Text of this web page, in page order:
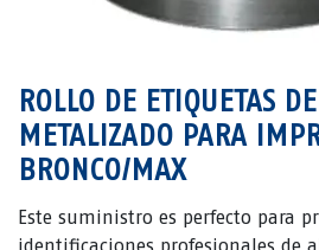
ROLLO DE ETIQUETAS
METALIZADO PARA
BRONCO/MAX
Este suministro es perfecto para